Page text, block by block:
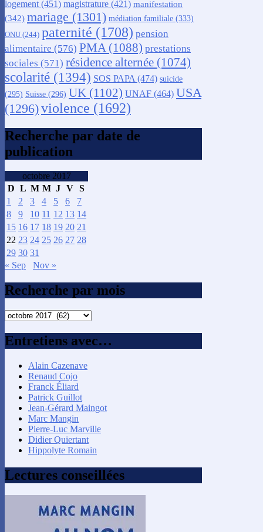
logement (451) magistrature (421) manifestation
(342) mariage (1301) médiation familiale (333)
ONU (244) paternité (1708) pension
alimentaire (576) PMA (1088) prestations
sociales (571) résidence alternée (1074)
scolarité (1394) SOS PAPA (474) suicide
(295) Suisse (296) UK (1102) UNAF (464) USA
(1296)violence (1692)
Recherche par date de
publication
octobre 2017
D L M M J V S
1
2 3 4 5 6
7
8
9 10 11 12 13 14
15 16 17 18 19 20 21
22 23 24 25 26 27 28
29 30 31
« Sep
Nov »
Recherche par mois
Recherche
mois
Entretiens avec…
Alain Cazenave
Renaud Cojo
Franck Éliard
Patrick Guillot
Jean-Gérard Maingot
Marc Mangin
Pierre-Luc Marville
Didier Quiertant
Hippolyte Romain
Lectures conseillées